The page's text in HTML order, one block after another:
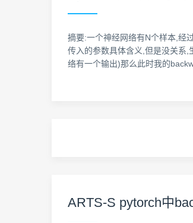
摘要:一个神经网络有N个样本,经
传入的参数具体含义,但是没关系
络有一个输出)那么此时我的
ARTS-S pytorch中